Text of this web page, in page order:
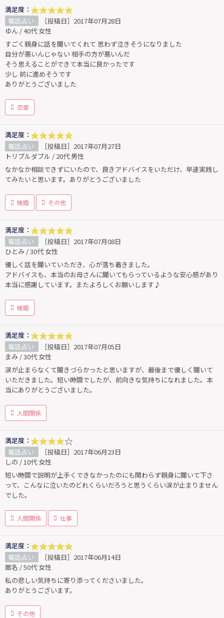
満足度：
電話占い
［投稿日］2017年07月28日
ゆん / 40代 女性
すごく親身に話を聞いてくれて 思わず泣きそうになりました
自分が悪いんじゃない 相手の方が悪いんだ
そう思えることができて本当に良かったです
少し 前に進めそうです
ありがとうございました
恋愛
満足度：
電話占い
［投稿日］2017年07月27日
トリプルダブル / 20代 男性
なかなか相談できずにいたので、良きアドバイスをいただけ、早速実践し
てみたいと思います。ありがとうございました
結婚 その他
満足度：
電話占い
［投稿日］2017年07月08日
ひとみ / 30代 女性
優しく話を聞いていただき、心が落ち着きました。
アドバイスも、本当のお母さんに聞いてもらっているような安心感があり
本当に感謝しています。またよろしくお願いします♪
結婚
満足度：
電話占い
［投稿日］2017年07月05日
まみ / 30代 女性
涙が止まらなくて聞きづらかったと思いますが、最後まで優しく聞いて
いただきました。短い時間でしたが、前向きな気持ちになれました。本
当にありがとうございました。
人間関係
満足度：
電話占い
［投稿日］2017年06月23日
しの / 10代 女性
短い時間で説明が上手くできなかったのにも関わらず親身に聞いて下さ
って、こんなに泣いたのどれくらいだろうと思うくらい涙が止まりません
でした。
人間関係 仕事
満足度：
電話占い
［投稿日］2017年06月14日
匿名 / 50代 女性
私の悲しい気持ちに寄り添ってくださいました。
ありがとうございます。
その他